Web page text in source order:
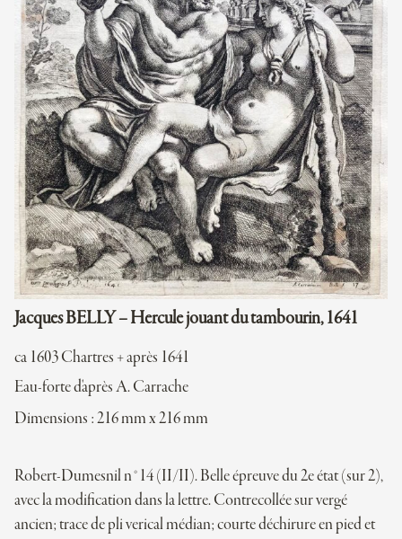
Jacques BELLY – Hercule jouant du tambourin, 1641
ca 1603 Chartres + après 1641
Eau-forte d'après A. Carrache
Dimensions : 216 mm x 216 mm
Robert-Dumesnil n°14 (II/II). Belle épreuve du 2e état (sur 2),
avec la modification dans la lettre. Contrecollée sur vergé
ancien; trace de pli verical médian; courte déchirure en pied et